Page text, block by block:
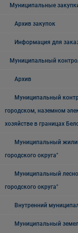
Муниципальные
Архив закупок
Информация для
Муниципальный
Архив
Муниципальный
городском, наземном
хозяйстве в границах
Муниципальный
городского округа"
Муниципальный
городского округа"
Внутренний
Муниципальный